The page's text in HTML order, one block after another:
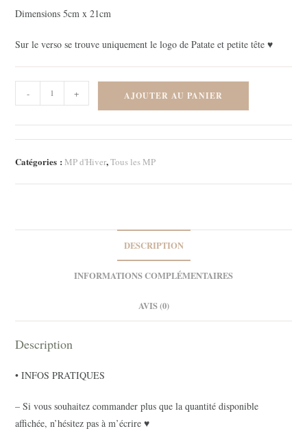
Dimensions 5cm x 21cm
Sur le verso se trouve uniquement le logo de Patate et petite tête ♥
de
Lot
de
trois
- + AJOUTER AU PANIER
Catégories : MP d'Hiver,Tous les MP
DESCRIPTION
INFORMATIONS COMPLÉMENTAIRES
AVIS (0)
Description
• INFOS PRATIQUES
– Si vous souhaitez commander plus que la quantité disponible
affichée, n’hésitez pas à m’écrire ♥